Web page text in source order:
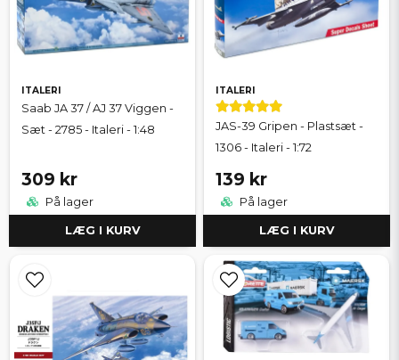
ITALERI
Saab JA 37 / AJ 37 Viggen -
Sæt - 2785 - Italeri - 1:48
309 kr
På lager
LÆG I KURV
ITALERI
JAS-39 Gripen - Plastsæt -
1306 - Italeri - 1:72
139 kr
På lager
LÆG I KURV